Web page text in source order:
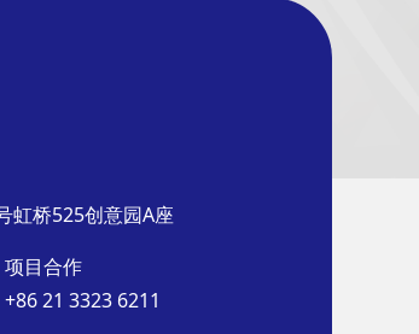
虹桥525创意园A座
项目合作
+86 21 3323 6211